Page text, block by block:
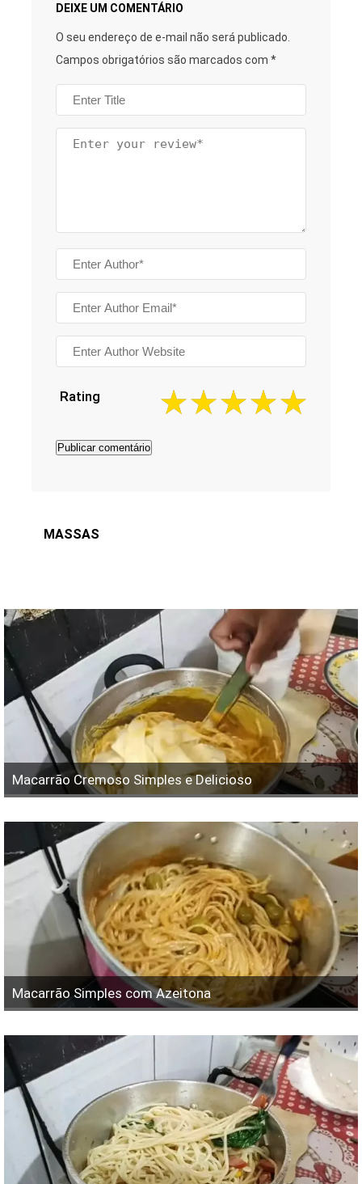
DEIXE UM COMENTÁRIO
O seu endereço de e-mail não será publicado.
Campos obrigatórios são marcados com *
Rating
MASSAS
Macarrão Cremoso Simples e Delicioso
Macarrão Simples com Azeitona